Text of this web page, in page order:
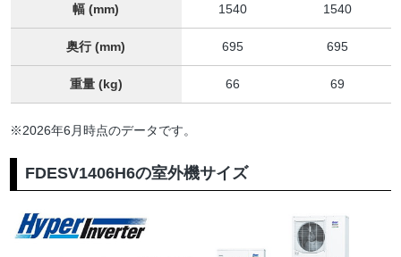
幅 (mm) 1540 1540
奥行 (mm) 695 695
重量 (kg) 66 69
※2026年6月時点のデータです。
FDESV1406H6の室外機サイズ